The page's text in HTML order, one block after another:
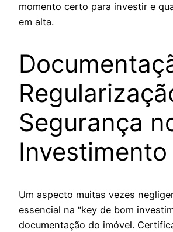
momento certo para investir e
em alta.
Segurança
Investimento
Um aspecto muitas vezes
essencial na “key de bom
documentação do imóvel.